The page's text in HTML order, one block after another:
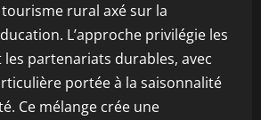
rural axé sur la
L’approche privilégie les
partenariats durables, avec
portée à la saisonnalité
Ce mélange crée une